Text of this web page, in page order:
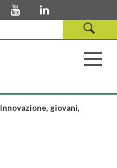
Innovazione, giovani,